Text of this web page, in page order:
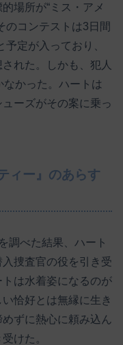
場所が“ミス・アメ
のコンテストは3日間
定が入っており、
れた。しかも、犯人
かった。ハートは
ーズがその案に乗っ
ィー』のあらす
調べた結果、ハート
捜査官の役を引き受
は水着姿になるのが
恰好とは無縁に生き
ずに熱心に頼み込ん
けた。